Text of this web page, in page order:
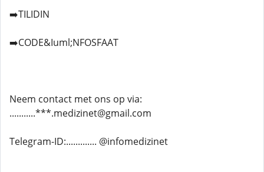
➡️TILIDIN
➡️CODE&Iuml;NFOSFAAT
Neem contact met ons op via:
...........***.medizinet@gmail.com
Telegram-ID:............. @infomedizinet